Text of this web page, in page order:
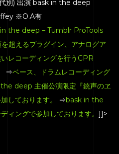
別) 出演 bask in the deep
※O.A有
the deep – Tumblr ProTools
超えるプラグイン、アナログア
レコーディングを行うCPR
⇒ベース、ドラムレコーディング
deep 主催公演限定『銃声のヱ
しております。
⇒bask in the
ングで参加しております。 ]]>